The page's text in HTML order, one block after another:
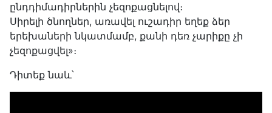
ընդդիմադիրներին չեզոքացնելով։
Սիրելի ծնողներ, առավել ուշադիր եղեք ձեր
երեխաների նկատմամբ, քանի դեռ չարիքը չի
չեզոքացվել»։
Դիտեք նաև՝